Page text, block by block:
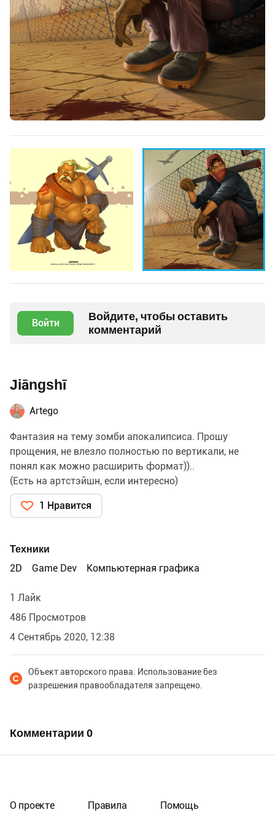
Войти
Войдите, чтобы оставить
комментарий
Jiāngshī
Artego
Фантазия на тему зомби апокалипсиса. Прошу
прощения, не влезло полностью по вертикали, не
понял как можно расширить формат))..
(Есть на артстэйшн, если интересно)
1 Нравится
Техники
2D
Game Dev Компьютерная графика
1 Лайк
486 Просмотров
4 Сентябрь 2020, 12:38
Объект авторского права. Использование без
разрешения правообладателя запрещено.
Комментарии 0
О проекте Правила Помощь